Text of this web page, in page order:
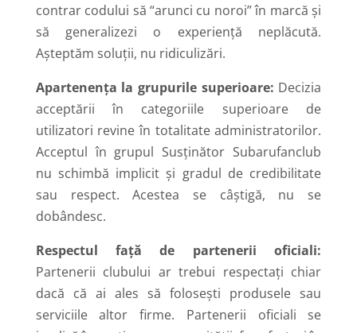
contrar codului să “arunci cu noroi” în marcă și
să generalizezi o experiență neplăcută.
Așteptăm soluții, nu ridiculizări.
Apartenența la grupurile superioare: Decizia
acceptării în categoriile superioare de
utilizatori revine în totalitate administratorilor.
Acceptul în grupul Susținător Subarufanclub
nu schimbă implicit și gradul de credibilitate
sau respect. Acestea se câștigă, nu se
dobândesc.
Respectul față de partenerii oficiali:
Partenerii clubului ar trebui respectați chiar
dacă că ai ales să folosești produsele sau
serviciile altor firme. Partenerii oficiali se